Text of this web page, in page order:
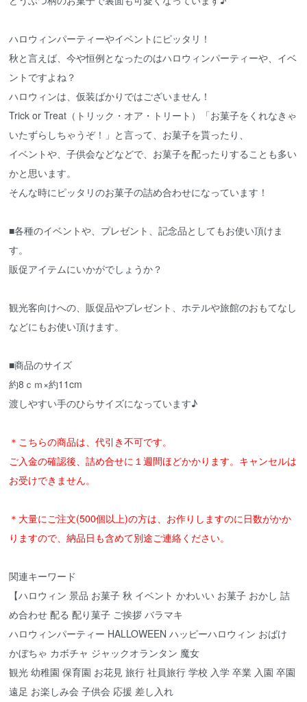
ハロウィンパーティーやイベントにピッタリ！
秋と言えば、今や恒例となったのはハロウィンパーティーや、イベ
ントですよね？
ハロウィンは、仮装ばかりではございません！
Trick or Treat（トリック・オア・トリート）「お菓子をくれなきゃ
いたずらしちゃうぞ！」と言って、お菓子を貰ったり、
イベントや、子供会などなどで、お菓子を配ったりすることも多い
かと思います。
そんな時にピッタリのお菓子の詰め合わせになっています！
■各種のイベントや、プレゼント、記念品としてもお使い頂けま
す。
販促アイテムにいかがでしょうか？
観光客向けへの、販促品やプレゼント、ホテルや旅館のおもてなし
などにもお使い頂けます。
■商品のサイズ
約8ｃｍ×約11cm
渡しやすい手のひらサイズになっています♪
＊こちらの商品は、代引き不可です。
ご入金の確認後、詰め合せに１週間ほどかかります。キャンセルは
お受けできません。
＊大量にご注文(500個以上)の方は、お作りしますのに日数がかか
りますので、納品日も含めて別途ご連絡ください。
関連キーワード
【ハロウィン 景品 お菓子 秋 イベント かわいい お菓子 おかし 詰
め合わせ 配る 配り菓子 ご挨拶 バラマキ
ハロウィンパーティー HALLOWEEN ハッピーハロウィン おばけ
かぼちゃ カボチャ ジャックオランタン 魔女
観光 幼稚園 保育園 お花見 旅行 社員旅行 学校 入学 卒業 入園 卒園
遠足 お楽しみ会 子供会 応援 差し入れ